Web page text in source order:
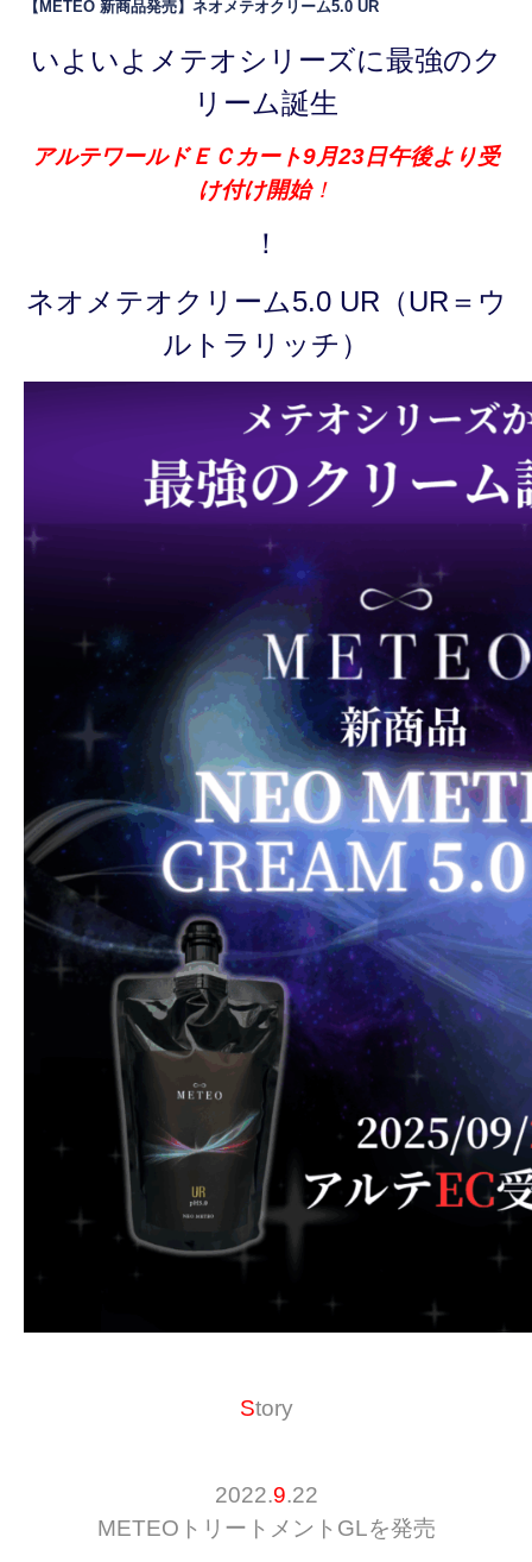
【METEO 新商品発売】ネオメテオクリーム5.0 UR
いよいよメテオシリーズに最強のク
リーム誕生
アルテワールドＥＣカート9月23日午後より受
け付け開始！
！
ネオメテオクリーム5.0 UR（UR＝ウ
ルトラリッチ）
Story
2022.9.22
METEOトリートメントGLを発売